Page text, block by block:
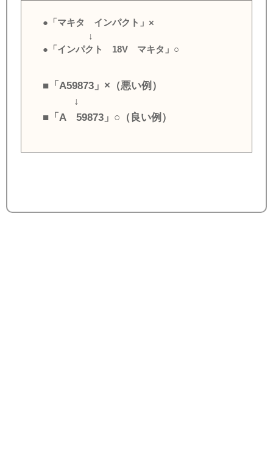
●「マキタ インパクト」×
↓
●「インパクト 18V マキタ」○
■「A59873」×（悪い例）
↓
■「A 59873」○（良い例）